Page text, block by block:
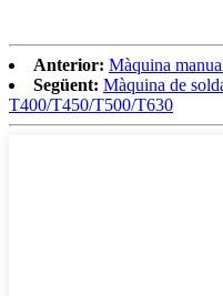
Anterior: Màquina
Següent: Màquina de
T400/T450/T500/T630